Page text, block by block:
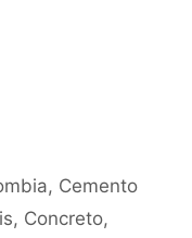
, Cemento
, Concreto,